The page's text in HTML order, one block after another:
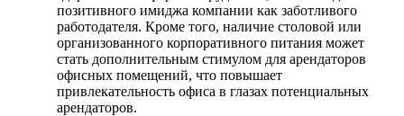
позитивного имиджа компании как заботливого
работодателя. Кроме того, наличие столовой или
организованного корпоративного питания может
стать дополнительным стимулом для арендаторов
офисных помещений, что повышает
привлекательность офиса в глазах потенциальных
арендаторов.